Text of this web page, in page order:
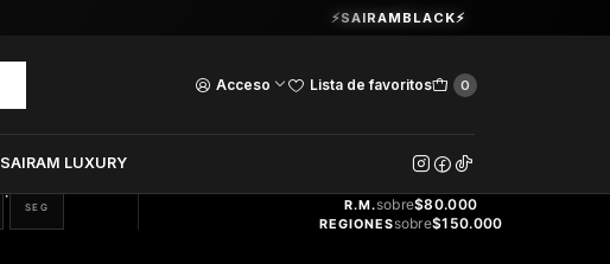
Acceso Lista de favoritos 0
SAIRAM LUXURY
Guardia Vieja 202. Oficina 102.Ver Horarios
⚡SAIRAMBLACK⚡
: 46
SEG
GRATIS
R.M.sobre$80.000
REGIONESsobre$150.000